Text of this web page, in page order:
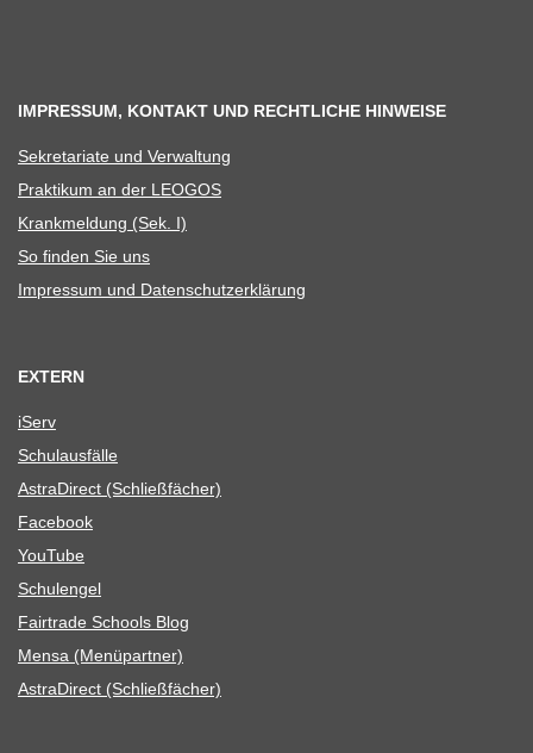
IMPRESSUM, KONTAKT UND RECHTLICHE HINWEISE
Sekre­ta­riate und Verwaltung
Prak­ti­kum an der LEOGOS
Krank­mel­dung (Sek. I)
So fin­den Sie uns
Impres­sum und Datenschutzerklärung
EXTERN
iServ
Schul­aus­fälle
Astra­Di­rect (Schließ­fä­cher)
Face­book
You­Tube
Schul­en­gel
Fair­trade Schools Blog
Mensa (Menü­part­ner)
Astra­Di­rect (Schließ­fä­cher)